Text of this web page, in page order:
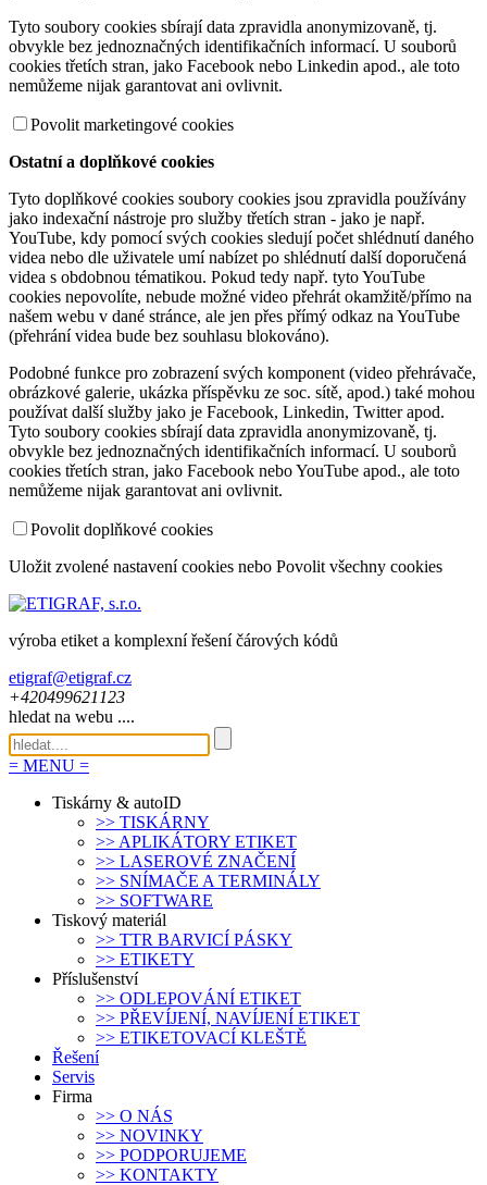
Tyto soubory cookies sbírají data zpravidla anonymizovaně, tj.
obvykle bez jednoznačných identifikačních informací. U souborů
cookies třetích stran, jako Facebook nebo Linkedin apod., ale toto
nemůžeme nijak garantovat ani ovlivnit.
Povolit marketingové cookies
Ostatní a doplňkové cookies
Tyto doplňkové cookies soubory cookies jsou zpravidla používány
jako indexační nástroje pro služby třetích stran - jako je např.
YouTube, kdy pomocí svých cookies sledují počet shlédnutí daného
videa nebo dle uživatele umí nabízet po shlédnutí další doporučená
videa s obdobnou tématikou. Pokud tedy např. tyto YouTube
cookies nepovolíte, nebude možné video přehrát okamžitě/přímo na
našem webu v dané stránce, ale jen přes přímý odkaz na YouTube
(přehrání videa bude bez souhlasu blokováno).
Podobné funkce pro zobrazení svých komponent (video přehrávače,
obrázkové galerie, ukázka příspěvku ze soc. sítě, apod.) také mohou
používat další služby jako je Facebook, Linkedin, Twitter apod.
Tyto soubory cookies sbírají data zpravidla anonymizovaně, tj.
obvykle bez jednoznačných identifikačních informací. U souborů
cookies třetích stran, jako Facebook nebo YouTube apod., ale toto
nemůžeme nijak garantovat ani ovlivnit.
Povolit doplňkové cookies
Uložit zvolené nastavení cookies nebo Povolit všechny cookies
výroba etiket a komplexní řešení čárových kódů
etigraf@etigraf.cz
+420499621 123
hledat na webu ....
= MENU =
Tiskárny & autoID
>> TISKÁRNY
>> APLIKÁTORY ETIKET
>> LASEROVÉ ZNAČENÍ
>> SNÍMAČE A TERMINÁLY
>> SOFTWARE
Tiskový materiál
>> TTR BARVICÍ PÁSKY
>> ETIKETY
Příslušenství
>> ODLEPOVÁNÍ ETIKET
>> PŘEVÍJENÍ, NAVÍJENÍ ETIKET
>> ETIKETOVACÍ KLEŠTĚ
Řešení
Servis
Firma
>> O NÁS
>> NOVINKY
>> PODPORUJEME
>> KONTAKTY